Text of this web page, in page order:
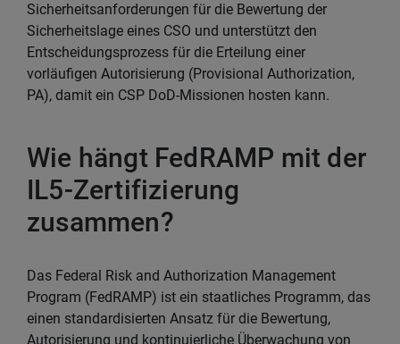
Sicherheitsanforderungen für die Bewertung der
Sicherheitslage eines CSO und unterstützt den
Entscheidungsprozess für die Erteilung einer
vorläufigen Autorisierung (Provisional Authorization,
PA), damit ein CSP DoD-Missionen hosten kann.
Wie hängt FedRAMP mit der
IL5-Zertifizierung
zusammen?
Das Federal Risk and Authorization Management
Program (FedRAMP) ist ein staatliches Programm, das
einen standardisierten Ansatz für die Bewertung,
Autorisierung und kontinuierliche Überwachung von